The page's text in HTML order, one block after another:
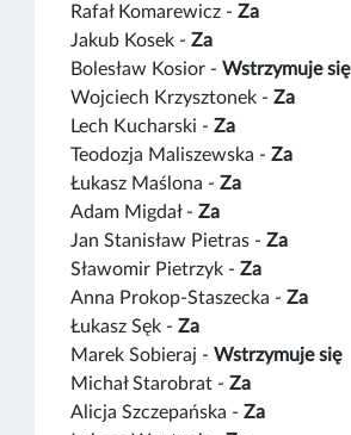
Rafał Komarewicz - Za
Jakub Kosek - Za
Bolesław Kosior - Wstrzymuje się
Wojciech Krzysztonek - Za
Lech Kucharski - Za
Teodozja Maliszewska - Za
Łukasz Maślona - Za
Adam Migdał - Za
Jan Stanisław Pietras - Za
Sławomir Pietrzyk - Za
Anna Prokop-Staszecka - Za
Łukasz Sęk - Za
Marek Sobieraj - Wstrzymuje się
Michał Starobrat - Za
Alicja Szczepańska - Za